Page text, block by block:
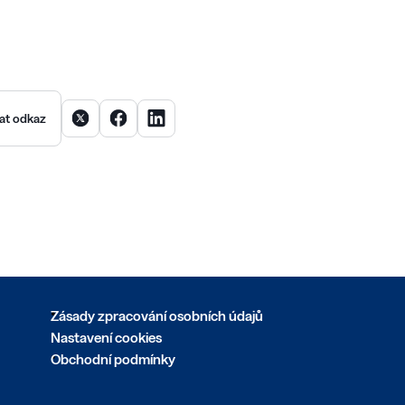
odkaz Sdílet článek na X
Sdílet článek na Facebooku
Sdílet článek na LinkedInu
Zásady zpracování osobních údajů
Nastavení cookies
Obchodní podmínky